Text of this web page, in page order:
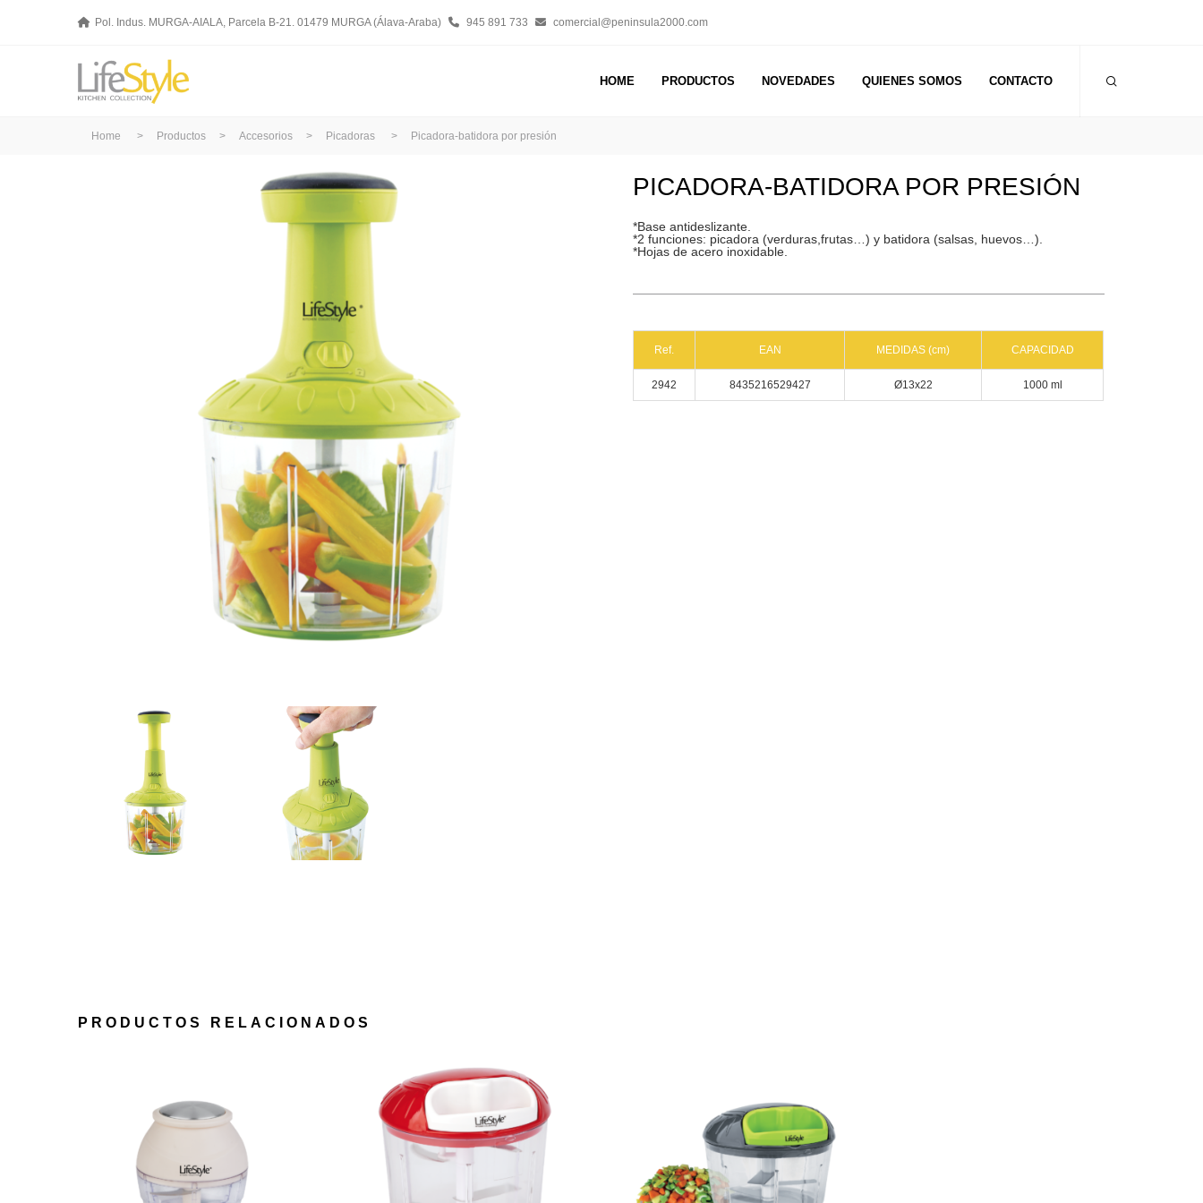
Pol. Indus. MURGA-AIALA, Parcela B-21. 01479 MURGA (Álava-Araba) 945 891 733 comercial@peninsula2000.com
HOME PRODUCTOS NOVEDADES QUIENES SOMOS CONTACTO
Home > Productos > Accesorios > Picadoras > Picadora-batidora por presión
PICADORA-BATIDORA POR PRESIÓN
*Base antideslizante.
*2 funciones: picadora (verduras,frutas…) y batidora (salsas, huevos…).
*Hojas de acero inoxidable.
Ref. EAN MEDIDAS (cm) CAPACIDAD
2942 8435216529427 Ø13x22 1000 ml
PRODUCTOS RELACIONADOS